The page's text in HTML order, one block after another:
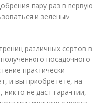
пару раз в первую
и зеленым
различных сортов в
посадочного
практически
и вы приобретете, на
никто не даст гарантии,